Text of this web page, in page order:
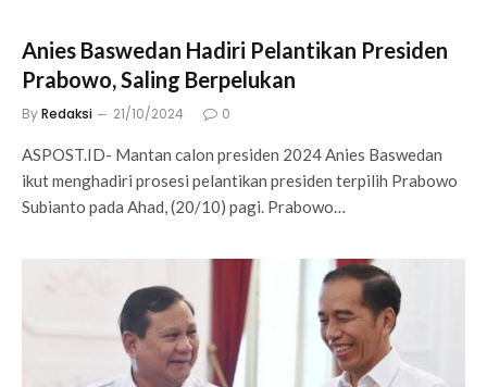
Anies Baswedan Hadiri Pelantikan Presiden
Prabowo, Saling Berpelukan
ByRedaksi 21/10/2024 0
ASPOST.ID- Mantan calon presiden 2024 Anies Baswedan
ikut menghadiri prosesi pelantikan presiden terpilih Prabowo
Subianto pada Ahad, (20/10) pagi. Prabowo…